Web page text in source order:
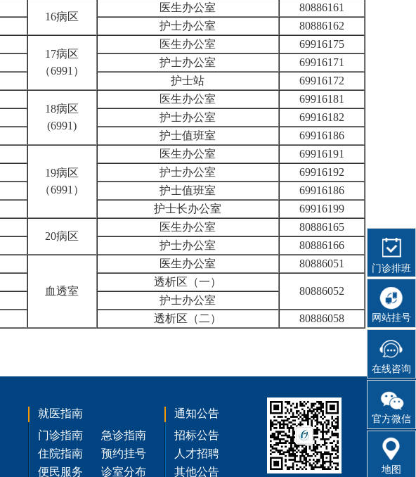
16病区
医生办公室
80886161
护士办公室
80886162
17病区
（6991）
医生办公室
69916175
护士办公室 69916171
护士站
69916172
18病区
(6991)
医生办公室 69916181
护士办公室
69916182
护士值班室
69916186
19病区
（6991）
医生办公室 69916191
护士办公室
69916192
护士值班室
69916186
护士长办公室 69916199
20病区
医生办公室
80886165
护士办公室 80886166
血透室
医生办公室
80886051
透析区（一）
80886052
护士办公室
透析区（二） 80886058
就医指南
门诊指南
急诊指南
住院指南
预约挂号
便民服务
诊室分布
通知公告
招标公告
人才招聘
其他公告
门诊排班
网站挂号
在线咨询
官方微信
地图